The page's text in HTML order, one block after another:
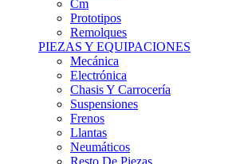
Remolques
PIEZAS Y EQUIPACIONES
Mecánica
Electrónica
Chasis Y Carrocería
Suspensiones
Frenos
Llantas
Neumáticos
Resto De Piezas
ANUNCIOS DE COMPRA